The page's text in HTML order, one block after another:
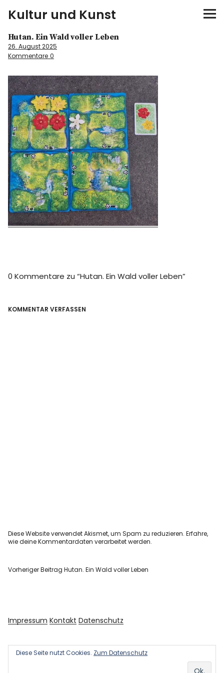
Kultur und Kunst
kultur & kunst
Spiele
Konzerte
Museen bei…
Bloggerreisen
Über mich
Hutan. Ein Wald voller Leben
26. August 2025
Kommentare 0
0 Kommentare zu “Hutan. Ein Wald voller Leben”
KOMMENTAR VERFASSEN
Diese Website verwendet Akismet, um Spam zu reduzieren.Erfahre,
wie deine Kommentardaten verarbeitet werden.
Vorheriger Beitrag Hutan. Ein Wald voller Leben
Impressum Kontakt Datenschutz
Diese Seite nutzt Cookies. Zum Datenschutz